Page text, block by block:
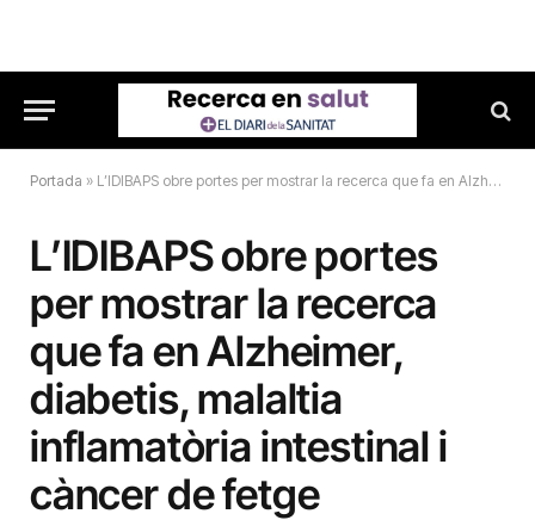
Portada » L’IDIBAPS obre portes per mostrar la recerca que fa en Alzheimer, diabetis, malaltia inflamatòria intestinal i càncer de fetge
L’IDIBAPS obre portes
per mostrar la recerca
que fa en Alzheimer,
diabetis, malaltia
inflamatòria intestinal i
càncer de fetge